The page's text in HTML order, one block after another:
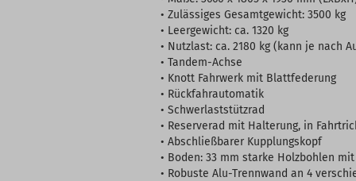
• Zulässiges Gesamtgewicht: 3500 kg
• Leergewicht: ca. 1320 kg
• Nutzlast: ca. 2180 kg (kann je nach
• Tandem-Achse
• Knott Fahrwerk mit Blattfederung
• Rückfahrautomatik
• Schwerlaststützrad
• Reserverad mit Halterung, in
• Abschließbarer Kupplungskopf
• Boden: 33 mm starke Holzbohlen
• Robuste Alu-Trennwand an 4